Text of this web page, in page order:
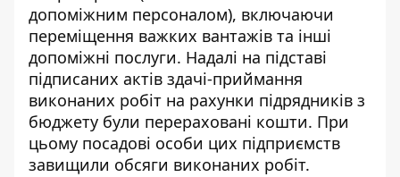
допоміжним персоналом), включаючи
переміщення важких вантажів та інші
допоміжні послуги. Надалі на підставі
підписаних актів здачі-приймання
виконаних робіт на рахунки підрядників з
бюджету були перераховані кошти. При
цьому посадові особи цих підприємств
завищили обсяги виконаних робіт.